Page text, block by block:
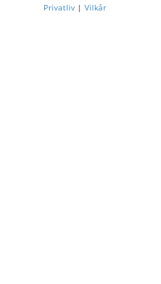
Privatliv| Vilkår